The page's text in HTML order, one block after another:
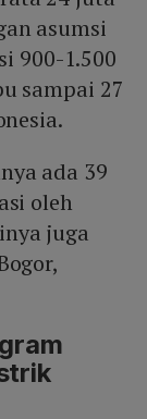
asumsi
900-1.500
sampai 27
ada 39
oleh
juga